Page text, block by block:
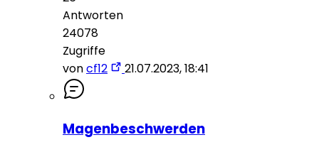
Antworten
24078
Zugriffe
voncf12 21.07.2023, 18:41
Magenbeschwerden